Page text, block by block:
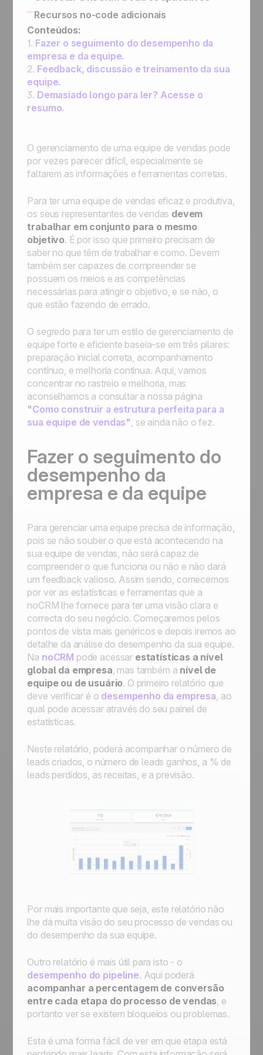
Conectar o noCRM ao Zapier e Make
Como construir uma máquina de automação
de e-mail completa usando o Zapier
Designar um lead, enviar um e-mail, passar
para a próxima etapa e, em seguida, passar
para StandBy para seguimento
Designar a um representante de vendas um
lead novo que satisfaça uma condição
Designar um novo lead a um representante
automatizar processos para simplificar o seu
trabalho
Connect Information System
Conectar a noCRM a outros aplicativos
Recursos no-code adicionais
Conteúdos:
1. Fazer o seguimento do desempenho da
empresa e da equipe.
2. Feedback, discussão e treinamento da sua
equipe.
3. Demasiado longo para ler? Acesse o
resumo.
O gerenciamento de uma equipe de vendas pode
por vezes parecer difícil, especialmente se
faltarem as informações e ferramentas corretas.
Para ter uma equipe de vendas eficaz e produtiva,
os seus representantes de vendas devem
trabalhar em conjunto para o mesmo
objetivo. É por isso que primeiro precisam de
saber no que têm de trabalhar e como. Devem
também ser capazes de compreender se
possuem os meios e as competências
necessárias para atingir o objetivo, e se não, o
que estão fazendo de errado.
O segredo para ter um estilo de gerenciamento de
equipe forte e eficiente baseia-se em três pilares:
preparação inicial correta, acompanhamento
contínuo, e melhoria contínua. Aqui, vamos
concentrar no rastreio e melhoria, mas
aconselhamos a consultar a nossa página
"Como construir a estrutura perfeita para a
sua equipe de vendas", se ainda não o fez.
Fazer o seguimento do
desempenho da
empresa e da equipe
Para gerenciar uma equipe precisa de informação,
pois se não souber o que está acontecendo na
sua equipe de vendas, não será capaz de
compreender o que funciona ou não e não dará
um feedback valioso. Assim sendo, comecemos
por ver as estatísticas e ferramentas que a
noCRM lhe fornece para ter uma visão clara e
correcta do seu negócio. Começaremos pelos
pontos de vista mais genéricos e depois iremos ao
detalhe da análise do desempenho da sua equipe.
Na noCRM pode acessar estatísticas a nível
global da empresa, mas também a nível de
equipe ou de usuário. O primeiro relatório que
deve verificar é o desempenho da empresa, ao
qual pode acessar através do seu painel de
estatísticas.
Neste relatório, poderá acompanhar o número de
leads criados, o número de leads ganhos, a % de
leads perdidos, as receitas, e a previsão.
Por mais importante que seja, este relatório não
lhe dá muita visão do seu processo de vendas ou
do desempenho da sua equipe.
Outro relatório é mais útil para isto - o
desempenho do pipeline. Aqui poderá
acompanhar a percentagem de conversão
entre cada etapa do processo de vendas, e
portanto ver se existem bloqueios ou problemas.
Esta é uma forma fácil de ver em que etapa está